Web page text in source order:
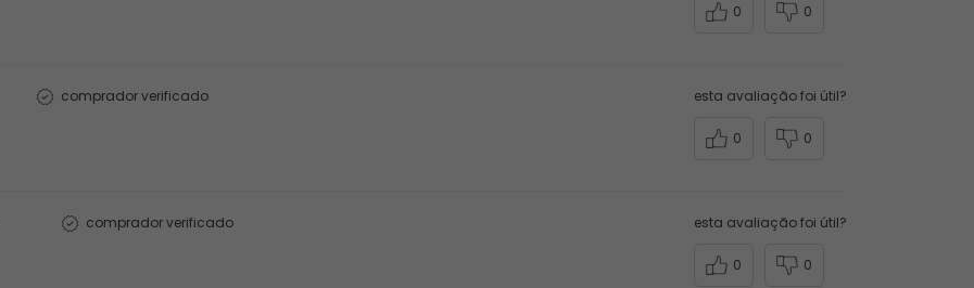
0 0
comprador verificado esta avaliação foi útil?
0 0
comprador verificado esta avaliação foi útil?
0 0